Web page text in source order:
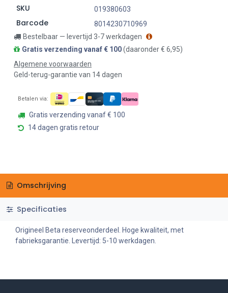
SKU 019380603
Barcode
8014230710969
Bestelbaar — levertijd 3-7 werkdagen
Gratis verzending vanaf € 100(daaronder € 6,95)
Algemene voorwaarden
Geld-terug-garantie van 14 dagen
Betalen via:
Gratis verzending vanaf € 100
14 dagen gratis retour
Omschrijving
Specificaties
Origineel Beta reserveonderdeel. Hoge kwaliteit, met
fabrieksgarantie. Levertijd: 5-10 werkdagen.